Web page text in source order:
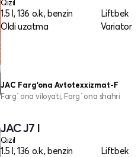
Qizil
1.5 l, 136 o.k., benzin
Liftbek
Oldi uzatma
Variator
JAC Farg‘ona Avtotexxizmat-F
Farg`ona viloyati, Farg`ona shahri
JAC J7 I
Qizil
1.5 l, 136 o.k., benzin
Liftbek